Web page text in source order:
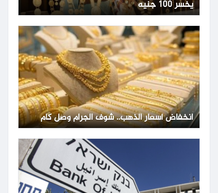
يخسر 100 جنيه
انخفاض أسعار الذهب.. شوف الجرام وصل كام